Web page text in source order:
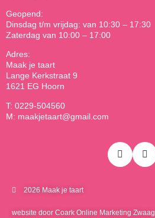
Geopend:
Dinsdag t/m vrijdag: van 10:30 – 17:30
Zaterdag van 10:00 – 17:00
Adres:
Maak je taart
Lange Kerkstraat 9
1621 EG Hoorn
T: 0229-504560
M: maakjetaart@gmail.com
2026 Maak je taart
website door Coark Online Marketing Zwaag